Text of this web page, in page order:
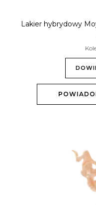
Lakier hybrydowy